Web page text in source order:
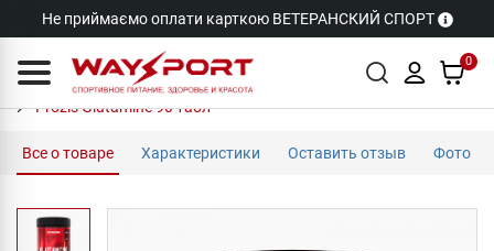
Не приймаємо оплати карткою ВЕТЕРАНСКИЙ СПОРТ
0
Prozis Glutamine 90 табл
Все о товаре Характеристики Оставить отзыв Фото